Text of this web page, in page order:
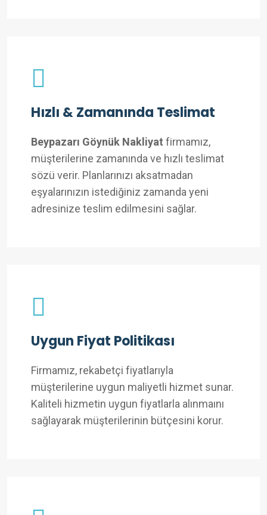
Hızlı & Zamanında Teslimat
Beypazarı Göynük Nakliyat firmamız,
müşterilerine zamanında ve hızlı teslimat
sözü verir. Planlarınızı aksatmadan
eşyalarınızın istediğiniz zamanda yeni
adresinize teslim edilmesini sağlar.
Uygun Fiyat Politikası
Firmamız, rekabetçi fiyatlarıyla
müşterilerine uygun maliyetli hizmet sunar.
Kaliteli hizmetin uygun fiyatlarla alınmaını
sağlayarak müşterilerinin bütçesini korur.